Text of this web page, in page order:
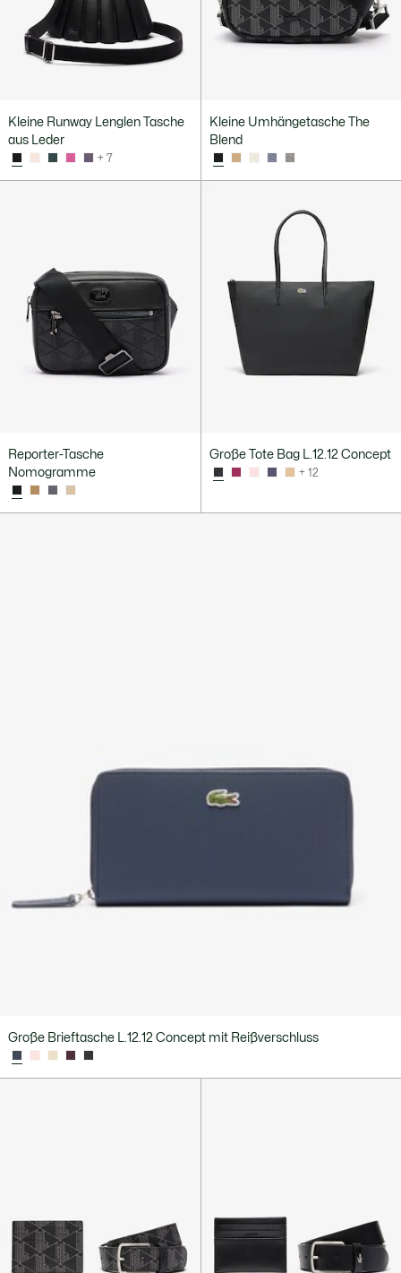
Kleine Runway Lenglen Tasche
aus Leder
+ 7
Kleine Umhängetasche The
Blend
Reporter-Tasche
Nomogramme
Große Tote Bag L.12.12 Concept
+ 12
Große Brieftasche L.12.12 Concept mit Reißverschluss